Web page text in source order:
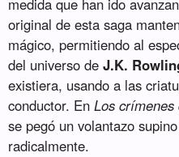
medida que han ido
original de esta saga
mágico, permitiendo al
del universo deJ.K.
existiera, usando a las
conductor. EnLos
se pegó un volantazo
radicalmente.